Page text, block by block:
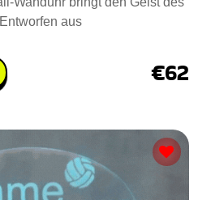
aus
€62